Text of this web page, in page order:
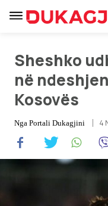
Lajme
Sport
Pikëpamje
Sheshko
në
Kosovës
Nga Portali Dukagjini 4